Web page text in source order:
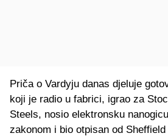
Priča o Vardyju danas djeluje
koji je radio u fabrici, igrao za
Steels, nosio elektronsku
zakonom i bio otpisan od